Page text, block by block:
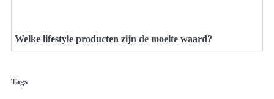
Welke lifestyle producten zijn de moeite waard?
Tags